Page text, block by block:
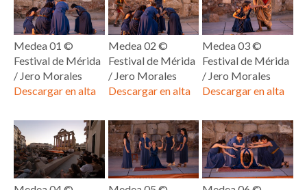
Medea 01 ©
Festival de Mérida
/ Jero Morales
Descargar en alta
Medea 02 ©
Festival de Mérida
/ Jero Morales
Descargar en alta
Medea 03 ©
Festival de Mérida
/ Jero Morales
Descargar en alta